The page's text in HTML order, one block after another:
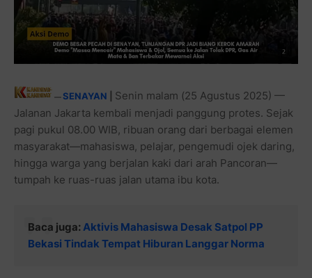
—SENAYAN
Senin malam (25 Agustus 2025) —
Jalanan Jakarta kembali menjadi panggung protes. Sejak
pagi pukul 08.00 WIB, ribuan orang dari berbagai elemen
masyarakat—mahasiswa, pelajar, pengemudi ojek daring,
hingga warga yang berjalan kaki dari arah Pancoran—
tumpah ke ruas-ruas jalan utama ibu kota.
Baca juga: Aktivis Mahasiswa Desak Satpol PP
Bekasi Tindak Tempat Hiburan Langgar Norma